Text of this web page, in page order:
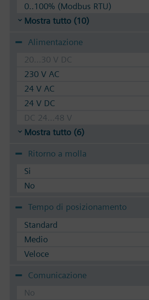
0..100% (Modbus RTU)
Mostra tutto (10)
Alimentazione
20...30 V DC
230 V AC
24 V AC
24 V DC
DC 24...48 V
Mostra tutto (6)
Ritorno a molla
Si
No
Tempo di posizionamento
Standard
Medio
Veloce
Comunicazione
No